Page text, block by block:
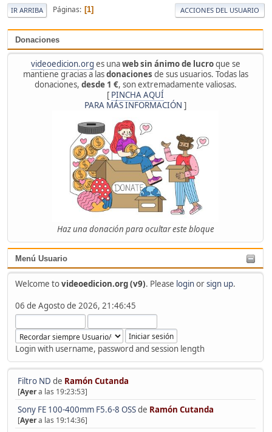
Donaciones
videoedicion.org es unaweb sin ánimo de lucroque se
mantiene gracias a lasdonaciones de sus usuarios. Todas las
donaciones, desde 1 €, son extremadamente valiosas.
[ PINCHA AQUÍ
PARA MÁS INFORMACIÓN ]
Haz una donación para ocultar este bloque
Menú Usuario
Welcome tovideoedicion.org (v9). Please loginorsign up.
06 de Agosto de 2026, 21:46:45
Login with username, password and session length
Filtro ND de Ramón Cutanda
[Ayera las 19:23:53]
Sony FE 100-400mm F5.6-8 OSSde Ramón Cutanda
[Ayera las 19:14:36]
IR ARRIBA Páginas 1 ACCIONES DEL USUARIO